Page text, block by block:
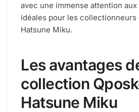
avec une immense attention
idéales pour les collectionneurs
Hatsune Miku.
Les avantages
collection
Hatsune Miku